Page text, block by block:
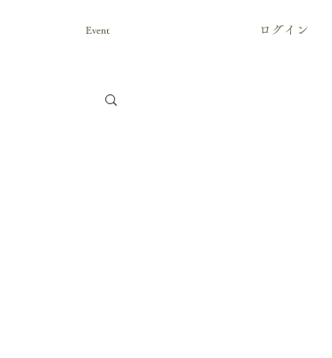
Event ログイン